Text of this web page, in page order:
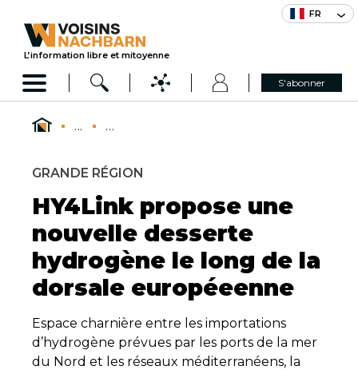
FR
L’information libre et mitoyenne
S'abonner
... ...
GRANDE RÉGION
HY4Link propose une
nouvelle desserte
hydrogène le long de la
dorsale européeenne
Espace charnière entre les importations
d’hydrogène prévues par les ports de la mer
du Nord et les réseaux méditerranéens, la